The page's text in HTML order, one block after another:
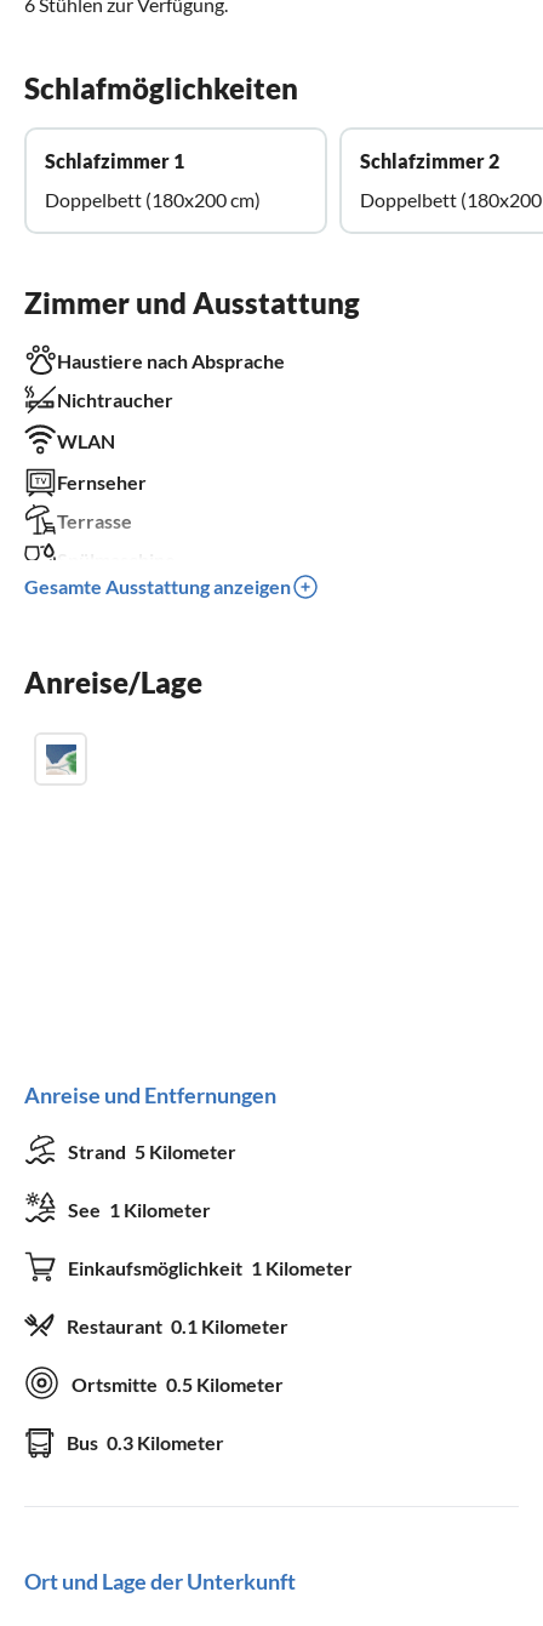
Schlafmöglichkeiten
Schlafzimmer 1
Doppelbett (180x200 cm)
Schlafzimmer 2
Doppelbett (180x200
Zimmer und Ausstattung
Haustiere nach Absprache
Nichtraucher
WLAN
Fernseher
Terrasse
Kinderbett
Gesamte Ausstattung anzeigen
Anreise/Lage
Anreise und Entfernungen
Strand 5 Kilometer
See 1 Kilometer
Einkaufsmöglichkeit 1 Kilometer
Restaurant 0.1 Kilometer
Ortsmitte 0.5 Kilometer
Bus 0.3 Kilometer
Ort und Lage der Unterkunft